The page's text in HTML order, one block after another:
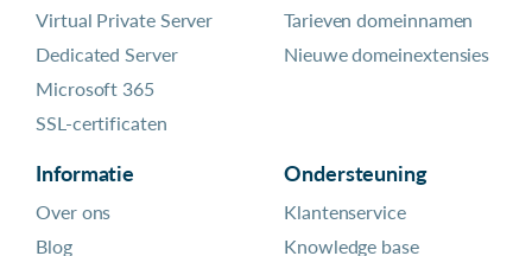
Virtual Private Server
Dedicated Server
Microsoft 365
SSL-certificaten
Tarieven domeinnamen
Nieuwe domeinextensies
Informatie
Over ons
Blog
Ondersteuning
Klantenservice
Knowledge base